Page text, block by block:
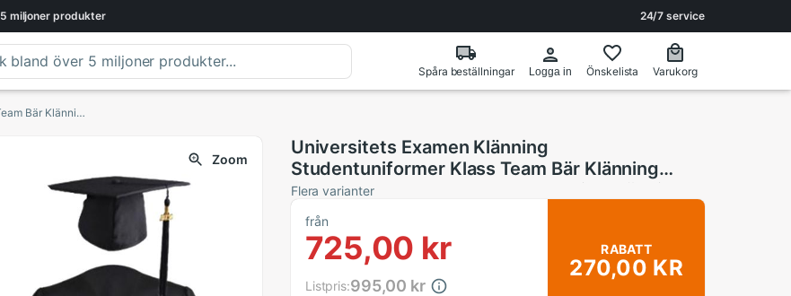
5 miljoner produkter 24/7 service
Spåra beställningar Logga in Önskelista Varukorg
Universitets Examen Klänning Studentuniformer Klass Team Bär Klänning Bachelor Rock + Hatt Set Akademisk Klänning för Vuxna
Zoom
Universitets Examen Klänning
Studentuniformer Klass Team Bär Klänning
Bachelor Rock + Hatt Set Akademisk Klänning
för Vuxna
Flera varianter
från
725,00 kr
Listpris:995,00 kr
RABATT
270,00 KR